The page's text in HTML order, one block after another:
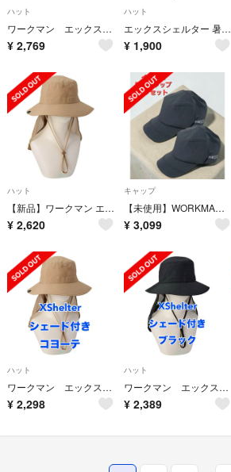
ハット
ワークマン エックスシェルター ハット シェード付き ホワイト 60cm
¥ 2,769
ハット
エックスシェルター 暑熱αハット ブラック 黒 2026年 ワークマン
¥ 1,900
ハット
【新品】ワークマン エックスシェルター暑熱αハットシェード付き 新品 コヨーテ
¥ 2,620
キャップ
【未使用】WORKMAN INAREM 防水キャップ 黒 2個 透湿15000
¥ 3,099
ハット
ワークマン エックスシェルター ハット シェード付き コヨーテ 60cm 暑熱α
¥ 2,298
ハット
ワークマン エックスシェルター ハット シェード付き ブラック 60cm 暑熱α
¥ 2,389